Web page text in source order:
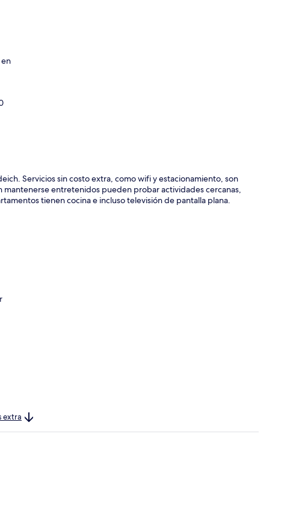
Servicios sin costo extra, como wifi y estacionamiento, son
entretenidos pueden probar actividades cercanas,
tienen cocina e incluso televisión de pantalla plana.
extra